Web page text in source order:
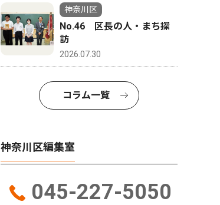
神奈川区
No.46 区長の人・まち探
訪
2026.07.30
コラム一覧
神奈川区編集室
045-227-5050